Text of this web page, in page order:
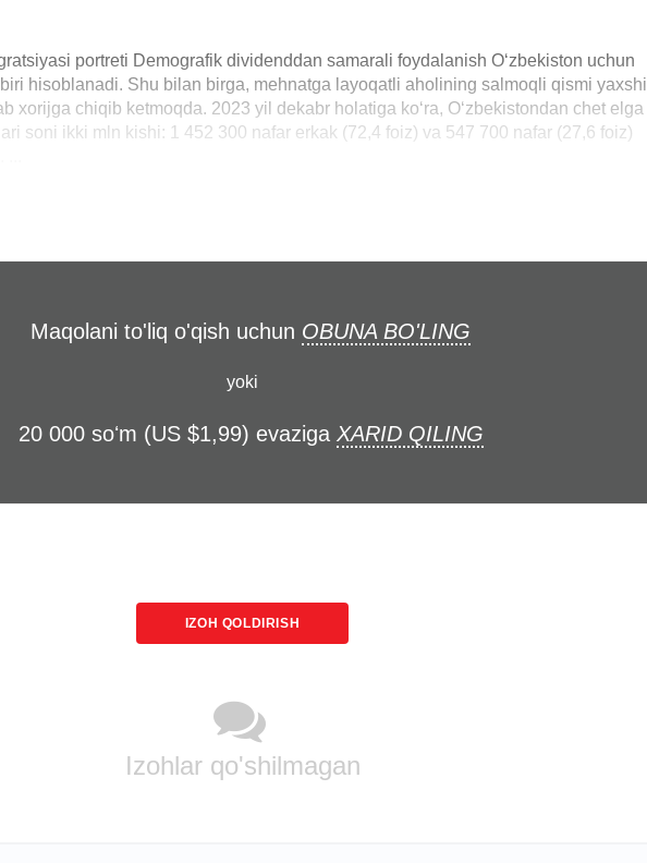
portreti Demografik dividenddan samarali foydalanish O‘zbekiston uchun
hisoblanadi. Shu bilan birga, mehnatga layoqatli aholining salmoqli qismi yaxshi
xorijga chiqib ketmoqda. 2023 yil dekabr holatiga ko‘ra, O‘zbekistondan chet elga
soni ikki mln kishi: 1 452 300 nafar erkak (72,4 foiz) va 547 700 nafar (27,6 foiz)
Maqolani to'liq o'qish uchun OBUNA BO'LING
yoki
20 000 soʻm (US $1,99) evaziga XARID QILING
IZOH QOLDIRISH
Izohlar qo'shilmagan